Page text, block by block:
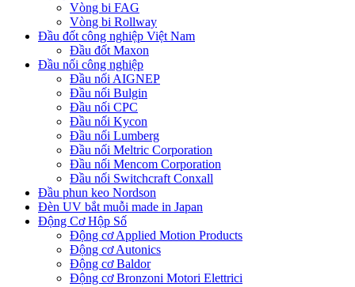
Vòng bi FAG
Vòng bi Rollway
Đầu đốt công nghiệp Việt Nam
Đầu đốt Maxon
Đầu nối công nghiệp
Đầu nối AIGNEP
Đầu nối Bulgin
Đầu nối CPC
Đầu nối Kycon
Đầu nối Lumberg
Đầu nối Meltric Corporation
Đầu nối Mencom Corporation
Đầu nối Switchcraft Conxall
Đầu phun keo Nordson
Đèn UV bắt muỗi made in Japan
Động Cơ Hộp Số
Động cơ Applied Motion Products
Động cơ Autonics
Động cơ Baldor
Động cơ Bronzoni Motori Elettrici